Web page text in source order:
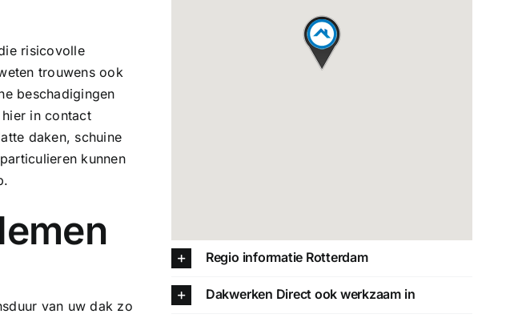
risicovolle
trouwens ook
beschadigingen
in contact
daken, schuine
kunnen
van uw dak zo
Regio informatie Rotterdam
Dakwerken Direct ook werkzaam in